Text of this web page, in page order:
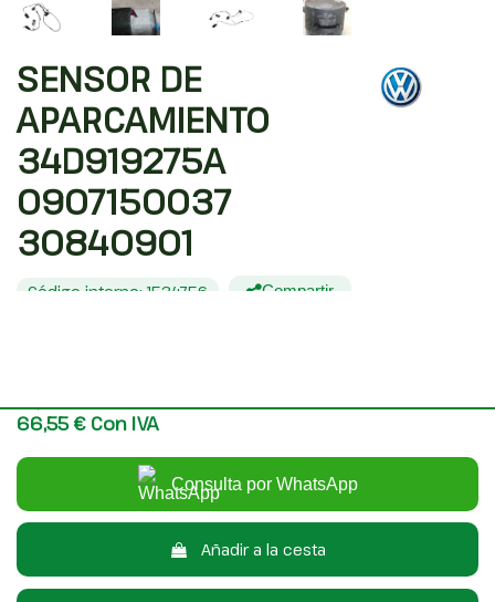
SENSOR DE
APARCAMIENTO
34D919275A
0907150037
30840901
Código interno: 1534756 Compartir
55,00 € Sin IVA
66,55 € Con IVA
Consulta por WhatsApp
Añadir a la cesta